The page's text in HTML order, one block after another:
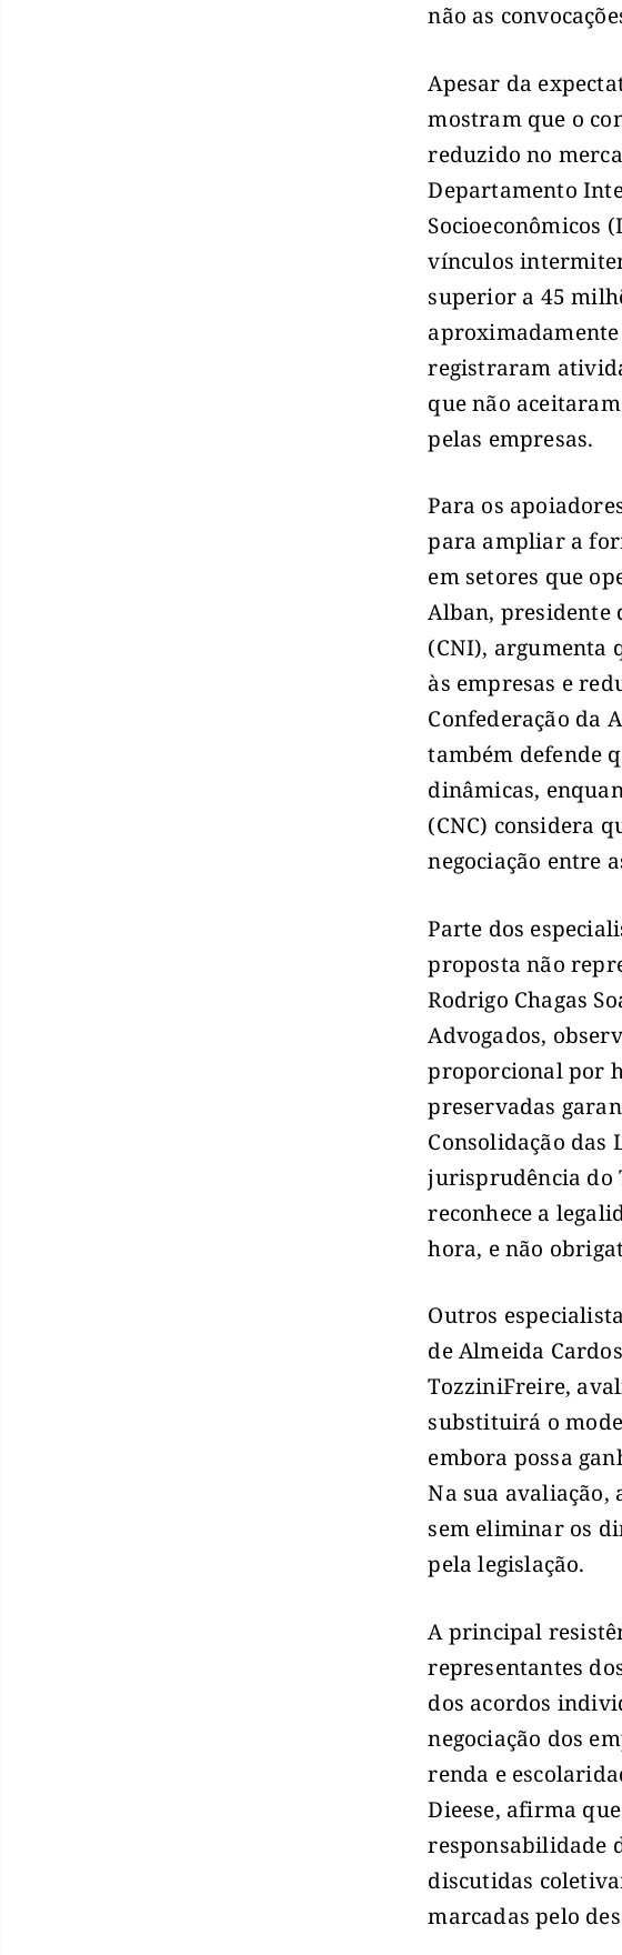
não as
Apesar da
mostram que o
reduzido no
Departamento
Socioeconômicos
vínculos
superior a 45
registraram
que não
pelas empresas.
Para os
para ampliar a
em setores que
Alban, presidente
(CNI), argumenta
às empresas e
Confederação da
também defende
dinâmicas,
(CNC) considera
negociação entre
Parte dos
proposta não
Rodrigo Chagas
Advogados,
proporcional por
preservadas
Consolidação das
jurisprudência do
reconhece a
hora, e não
Outros
de Almeida
TozziniFreire,
substituirá o
embora possa
Na sua
sem eliminar os
pela legislação.
A principal
representantes
dos acordos
negociação dos
renda e
Dieese, afirma
responsabilidade
discutidas
marcadas pelo